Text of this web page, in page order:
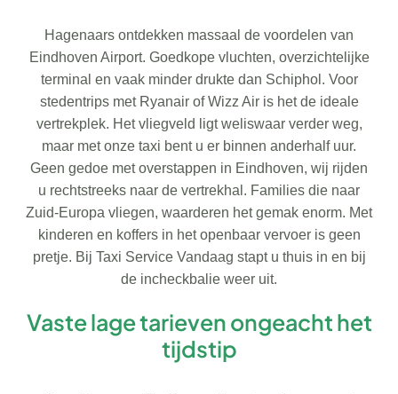
Hagenaars ontdekken massaal de voordelen van
Eindhoven Airport. Goedkope vluchten, overzichtelijke
terminal en vaak minder drukte dan Schiphol. Voor
stedentrips met Ryanair of Wizz Air is het de ideale
vertrekplek. Het vliegveld ligt weliswaar verder weg,
maar met onze taxi bent u er binnen anderhalf uur.
Geen gedoe met overstappen in Eindhoven, wij rijden
u rechtstreeks naar de vertrekhal. Families die naar
Zuid-Europa vliegen, waarderen het gemak enorm. Met
kinderen en koffers in het openbaar vervoer is geen
pretje. Bij Taxi Service Vandaag stapt u thuis in en bij
de incheckbalie weer uit.
Vaste lage tarieven ongeacht het
tijdstip